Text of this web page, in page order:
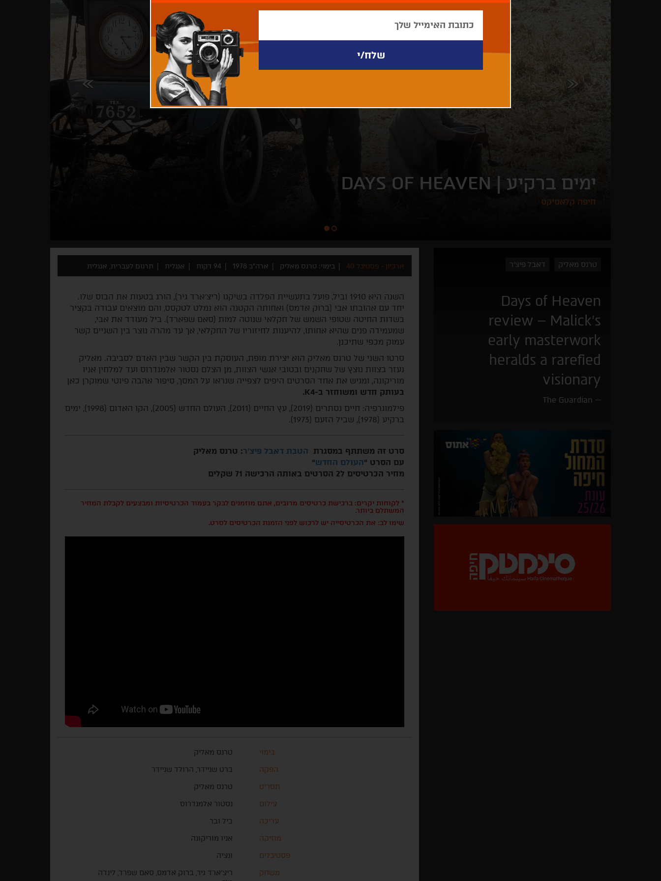
ימים ברקיע | DAYS OF HEAVEN
חיפה קלאסיקס
טרנס מאליק דאבל פיצ'ר
Days of Heaven
review – Malick’s
early masterwork
heralds a rarefied
visionary
The Guardian
ארכיון - פסטיבל 40 בימוי: טרנס מאליק ארה"ב 1978 94 דקות אנגלית תרגום לעברית, אנגלית
השנה היא 1910 וביל, פועל בתעשיית הפלדה בשיקגו (ריצ'ארד גיר), הורג בטעות את הבוס שלו.
יחד עם אהובתו אבי (ברוק אדמס) ואחותה הקטנה הוא נמלט לטקסס, והם מוצאים עבודה בקציר
בשדות החיטה שטופי השמש של חקלאי שנוטה למות (סאם שפארד). ביל מעודד את אבי,
שמעמידה פנים שהיא אחותו, להיענות לחיזוריו של החקלאי, אך עד מהרה נוצר בין השניים קשר
עמוק מכפי שתיכנן.
סרטו השני של טרנס מאליק הוא יצירת מופת, העוסקת בין הקשר שבין האדם לסביבה. מאליק
נעזר בצוות נוצץ של שחקנים ובטובי אנשי הצוות, מן הצלם נסטור אלמנדרוס ועד למלחין אניו
מוריקונה, ומגיש את אחד הסרטים היפים לצפייה שנראו על המסך, סיפור אהבה פיוטי שמוקרן כאן
בעותק חדש ומשוחזר ב-K4.
פילמוגרפיה: חיים נסתרים (2019), עץ החיים (2011), העולם החדש (2005), הקו האדום (1998), ימים
ברקיע (1978), שביל הזעם (1973).
סרט זה משתתף במסגרת הטבת דאבל פיצ'ר: טרנס מאליק
עם הסרט "העולם החדש"
מחיר הכרטיסים ל2 הסרטים באותה הרכישה 71 שקלים
* לקוחות יקרים: ברכישת כרטיסים מרובים, אתם מוזמנים לבקר בעמוד הכרטיסיות ומבצעים לקבלת המחיר
המשתלם ביותר.
שימו לב: את הכרטיסייה יש לרכוש לפני הזמנת הכרטיסים לסרט.
בימוי
טרנס מאליק
הפקה
ברט שניידר, הרולד שניידר
תסריט
טרנס מאליק
צילום
נסטור אלמנדרוס
עריכה
ביל ובר
מוזיקה
אניו מוריקונה
פסטיבלים
ונציה
משחק
ריצ'ארד גיר, ברוק אדמס, סאם שפרד, לינדה